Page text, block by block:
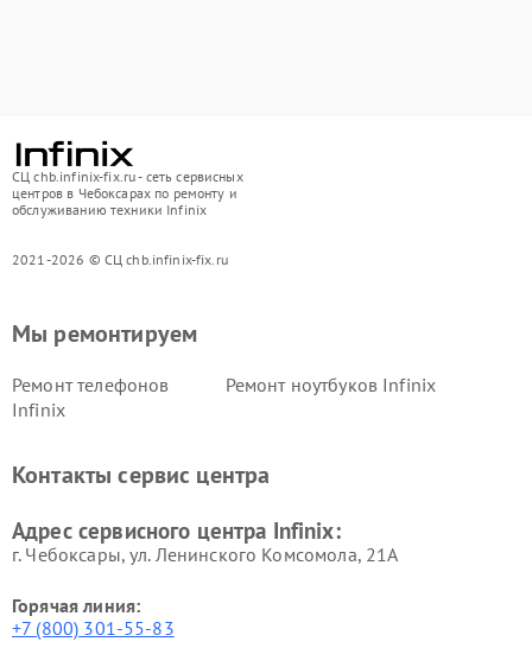
СЦ chb.infinix-fix.ru - сеть сервисных
центров в Чебоксарах по ремонту и
обслуживанию техники Infinix
2021-2026 © СЦ chb.infinix-fix.ru
Мы ремонтируем
Ремонт телефонов
Infinix
Ремонт ноутбуков Infinix
Контакты сервис центра
Адрес сервисного центра Infinix:
г. Чебоксары, ул. Ленинского Комсомола, 21А
Горячая линия:
+7 (800) 301-55-83